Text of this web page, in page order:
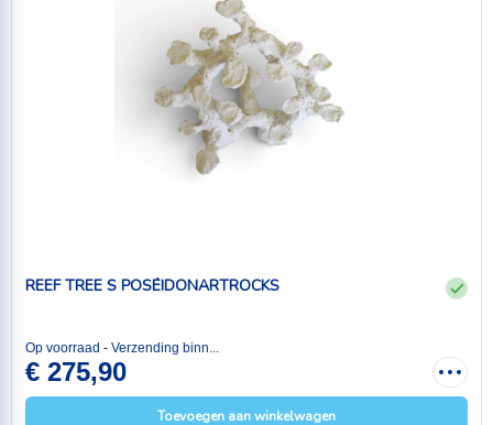
REEF TREE S POSÉIDONARTROCKS
Op voorraad - Verzending binn...
€ 275,90
Toevoegen aan winkelwagen